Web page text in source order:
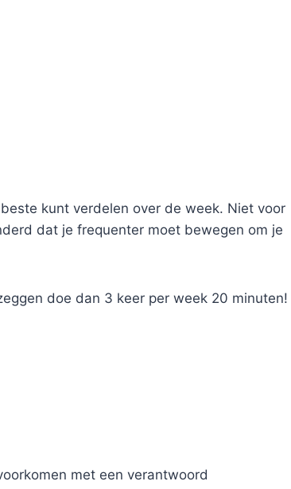
kunt verdelen over de week. Niet voor
dat je frequenter moet bewegen om je
doe dan 3 keer per week 20 minuten!
met een verantwoord